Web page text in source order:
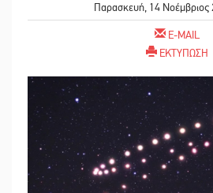
Παρασκευή, 14 Νοέμβριος
E-MAIL
ΕΚΤΥΠΩΣΗ